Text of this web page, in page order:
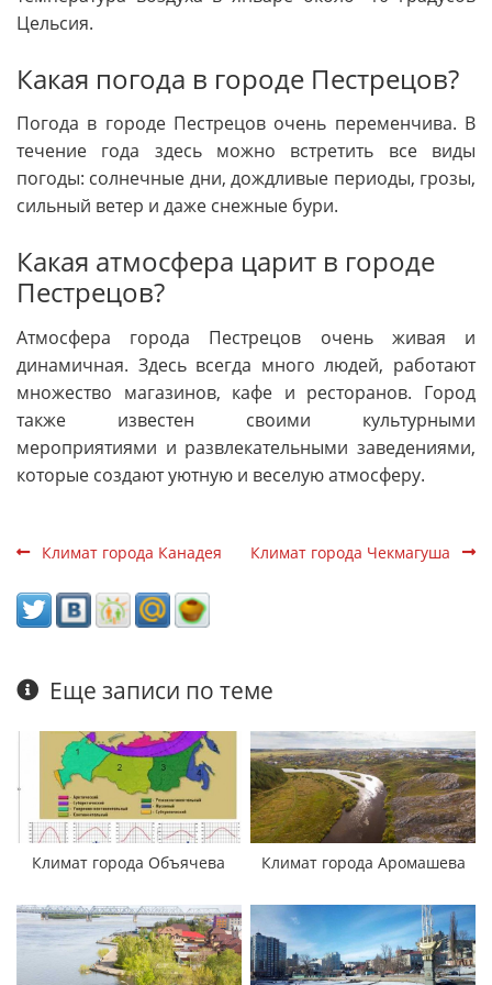
Цельсия.
Какая погода в городе Пестрецов?
Погода в городе Пестрецов очень переменчива. В
течение года здесь можно встретить все виды
погоды: солнечные дни, дождливые периоды, грозы,
сильный ветер и даже снежные бури.
Какая атмосфера царит в городе
Пестрецов?
Атмосфера города Пестрецов очень живая и
динамичная. Здесь всегда много людей, работают
множество магазинов, кафе и ресторанов. Город
также известен своими культурными
мероприятиями и развлекательными заведениями,
которые создают уютную и веселую атмосферу.
Климат города Канадея Климат города Чекмагуша
Еще записи по теме
Климат города Объячева Климат города Аромашева